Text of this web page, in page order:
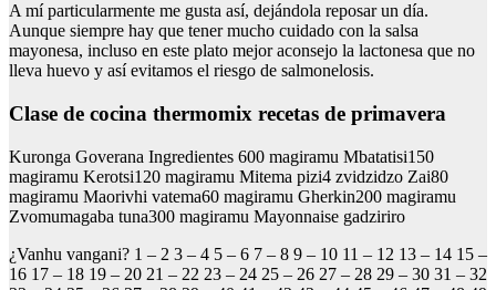
A mí particularmente me gusta así, dejándola reposar un día.
Aunque siempre hay que tener mucho cuidado con la salsa
mayonesa, incluso en este plato mejor aconsejo la lactonesa que no
lleva huevo y así evitamos el riesgo de salmonelosis.
Clase de cocina thermomix recetas de primavera
Kuronga Goverana Ingredientes 600 magiramu Mbatatisi150
magiramu Kerotsi120 magiramu Mitema pizi4 zvidzidzo Zai80
magiramu Maorivhi vatema60 magiramu Gherkin200 magiramu
Zvomumagaba tuna300 magiramu Mayonnaise gadziriro
¿Vanhu vangani? 1 – 2 3 – 4 5 – 6 7 – 8 9 – 10 11 – 12 13 – 14 15 –
16 17 – 18 19 – 20 21 – 22 23 – 24 25 – 26 27 – 28 29 – 30 31 – 32